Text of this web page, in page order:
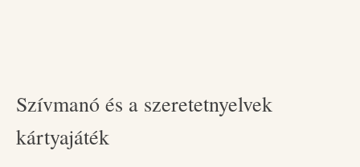
Szívmanó és a szeretetnyelvek
kártyajáték